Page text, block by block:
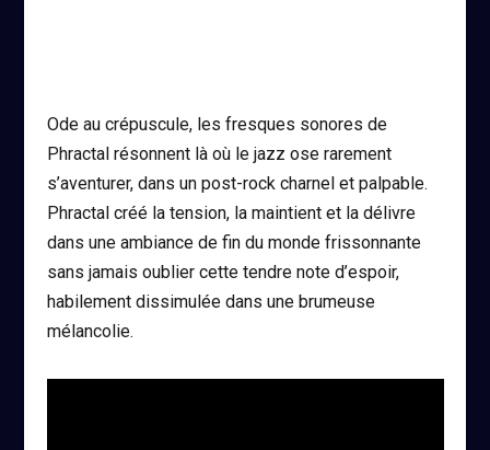
Ode au crépuscule, les fresques sonores de
Phractal résonnent là où le jazz ose rarement
s’aventurer, dans un post-rock charnel et palpable.
Phractal créé la tension, la maintient et la délivre
dans une ambiance de fin du monde frissonnante
sans jamais oublier cette tendre note d’espoir,
habilement dissimulée dans une brumeuse
mélancolie.